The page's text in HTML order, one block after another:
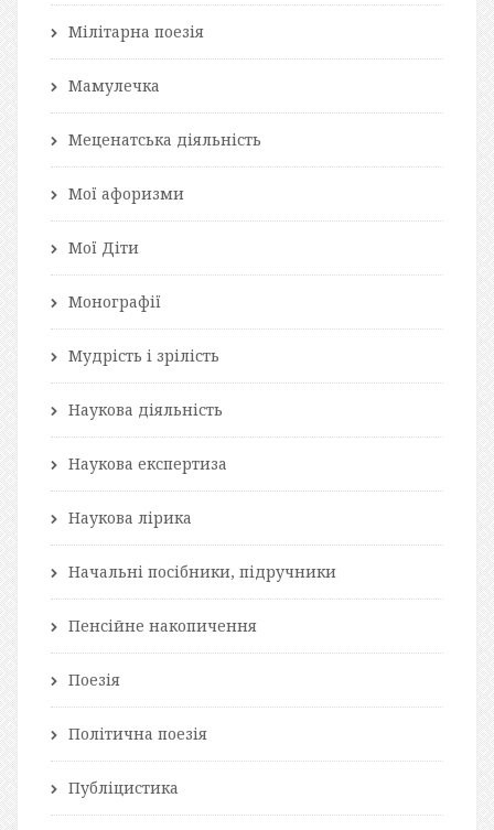
Мілітарна поезія
Мамулечка
Меценатська діяльність
Мої афоризми
Мої Діти
Монографії
Мудрість і зрілість
Наукова діяльність
Наукова експертиза
Наукова лірика
Начальні посібники, підручники
Пенсійне накопичення
Поезія
Політична поезія
Публіцистика